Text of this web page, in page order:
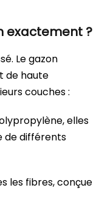
exactement ?
Le gazon
de haute
couches :
elles
de différents
les fibres, conçue